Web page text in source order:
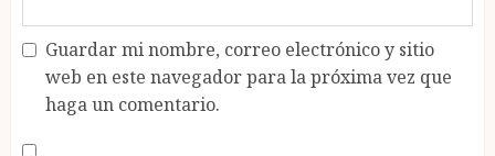
Guardar mi nombre, correo electrónico y sitio
web en este navegador para la próxima vez que
haga un comentario.